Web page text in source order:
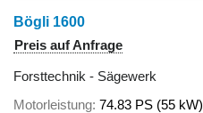
Bögli 1600
Preis auf Anfrage
Forsttechnik - Sägewerk
Motorleistung 74.83 PS (55 kW)